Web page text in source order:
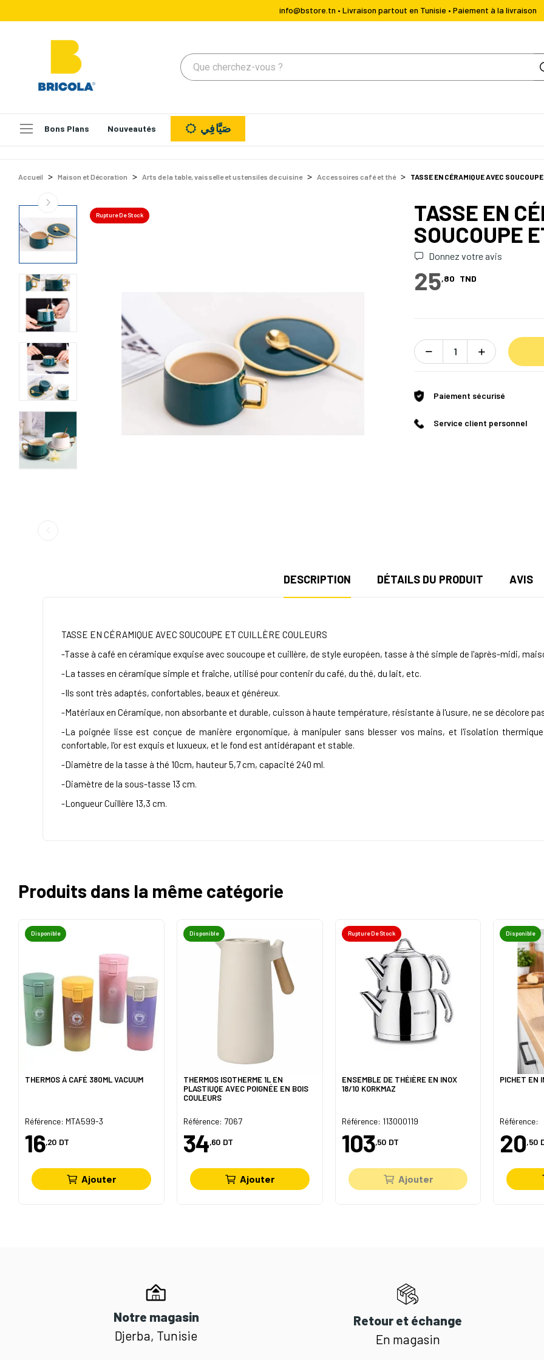
info@bstore.tn • Livraison partout en Tunisie • Paiement à la livraison
Bons Plans Nouveautés صَيَّافِي
Accueil Maison et Décoration Arts de la table, vaisselle et ustensiles de cuisine Accessoires café et thé TASSE EN CÉRAMIQUE AVEC
Rupture De Stock
TASSE EN
SOUCOUPE
Donnez votre avis
25,80 TND
Paiement sécurisé
Service client personnel
DESCRIPTION DÉTAILS DU PRODUIT AVIS
TASSE EN CÉRAMIQUE AVEC SOUCOUPE ET CUILLÈRE COULEURS
-Tasse à café en céramique exquise avec soucoupe et cuillère, de style européen, tasse à thé simple de l'après-midi,
-La tasses en céramique simple et fraîche, utilisé pour contenir du café, du thé, du lait, etc.
-Ils sont très adaptés, confortables, beaux et généreux.
-Matériaux en Céramique, non absorbante et durable, cuisson à haute température, résistante à l'usure, ne se décolore
-La poignée lisse est conçue de manière ergonomique, à manipuler sans blesser vos mains, et l'isolation
confortable, l'or est exquis et luxueux, et le fond est antidérapant et stable.
-Diamètre de la tasse à thé 10cm, hauteur 5,7 cm, capacité 240 ml.
-Diamètre de la sous-tasse 13 cm.
-Longueur Cuillère 13,3 cm.
Produits dans la même catégorie
Disponible
THERMOS À CAFÉ 380ML VACUUM
Référence: MTA599-3
16,20 DT
Ajouter
Disponible
THERMOS ISOTHERME 1L EN
PLASTIUQE AVEC POIGNÉE EN BOIS
COULEURS
Référence: 7067
34,60 DT
Ajouter
Rupture De Stock
ENSEMBLE DE THÉIÈRE EN INOX
18/10 KORKMAZ
Référence: 113000119
103,50 DT
Ajouter
Disponible
PICHET EN
Référence:
20,50
Notre magasin
Djerba, Tunisie
Retour et échange
En magasin